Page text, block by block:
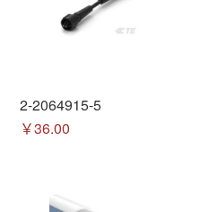
2-2064915-5
￥36.00